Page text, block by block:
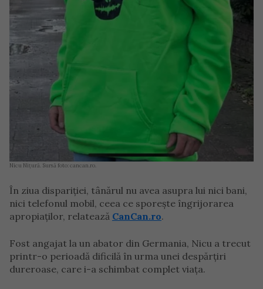
Nicu Nițură. Sursă foto: cancan.ro.
În ziua dispariției, tânărul nu avea asupra lui nici bani,
nici telefonul mobil, ceea ce sporește îngrijorarea
apropiaților, relatează CanCan.ro.
Fost angajat la un abator din Germania, Nicu a trecut
printr-o perioadă dificilă în urma unei despărțiri
dureroase, care i-a schimbat complet viața.